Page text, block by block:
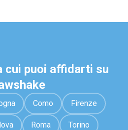
cui puoi affidarti su
Como Firenze
Roma Torino